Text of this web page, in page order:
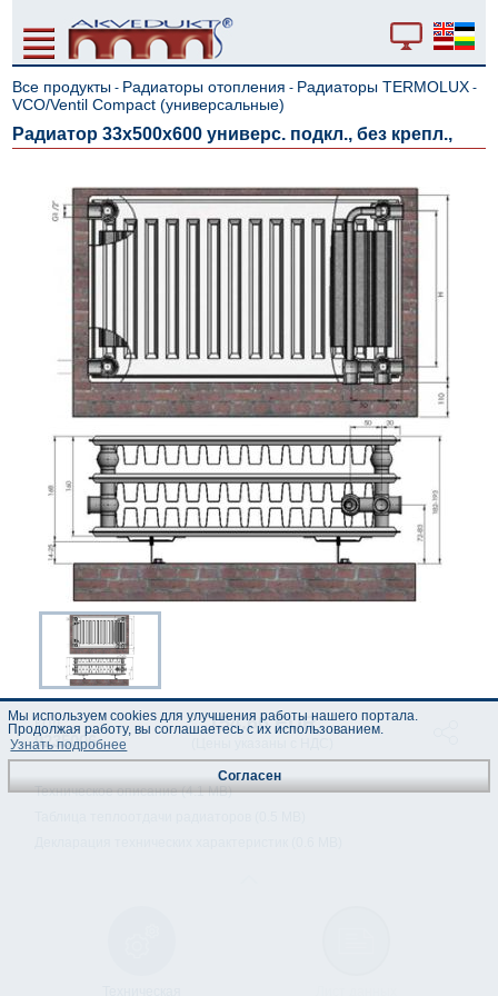
Все продукты - Радиаторы отопления - Радиаторы TERMOLUX -
VCO/Ventil Compact (универсальные)
Радиатор 33x500x600 универс. подкл., без крепл.,
код :
9235006
154.66 EUR
Техническое описание (4.1 MB)
Мы используем cookies для улучшения работы нашего портала.
Продолжая работу, вы соглашаетесь с их использованием.
Узнать подробнее
Согласен